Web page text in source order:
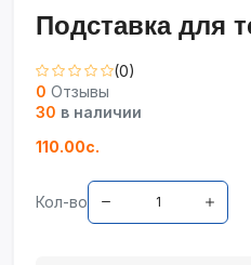
Подставка для
(0)
0 Отзывы
30 в наличии
110.00с.
Кол-во